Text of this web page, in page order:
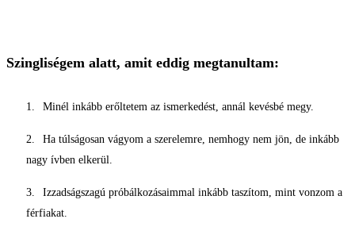
Szingliségem alatt, amit eddig megtanultam:
Minél inkább erőltetem az ismerkedést, annál kevésbé megy.
Ha túlságosan vágyom a szerelemre, nemhogy nem jön, de inkább
nagy ívben elkerül.
Izzadságszagú próbálkozásaimmal inkább taszítom, mint vonzom a
férfiakat.